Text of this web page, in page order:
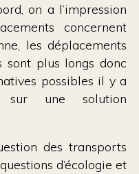
on a l’impression
concernent
les déplacements
sont plus longs donc
possibles il y a
sur une solution
des transports
d’écologie et